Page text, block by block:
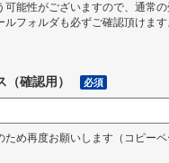
可能性がございますので、通常
ルフォルダも必ずご確認頂けます
確認用） 必須
め再度お願いします（コピーペ